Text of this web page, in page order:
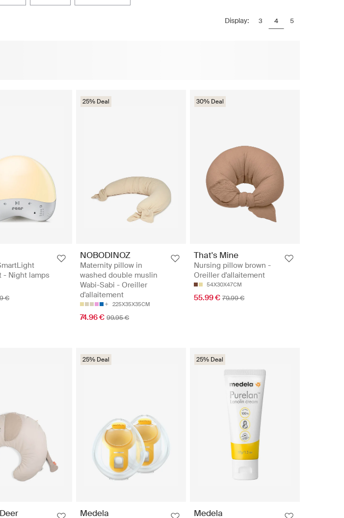
Display: 3 4 5
- Night lamps
€
25% Deal
NOBODINOZ
Maternity pillow in
washed double muslin
Wabi-Sabi - Oreiller
d'allaitement
225X35X35CM
74.96 € 99.95 €
30% Deal
That's Mine
Nursing pillow brown -
Oreiller d'allaitement
54X30X47CM
55.99 € 79.99 €
25% Deal
Medela
25% Deal
Medela